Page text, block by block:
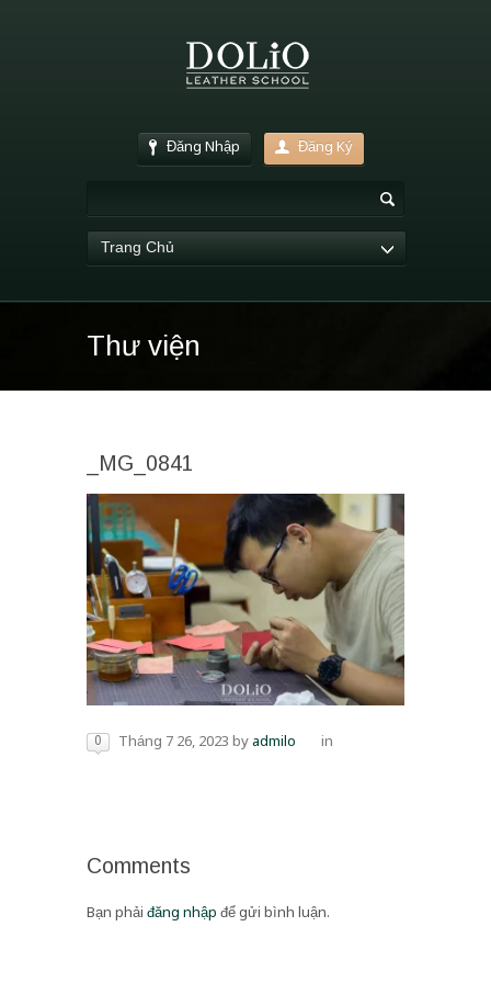
Đăng Nhập Đăng Ký
Trang Chủ
Thư viện
_MG_0841
0 Tháng 7 26, 2023 byadmilo in
Comments
Bạn phải đăng nhập để gửi bình luận.